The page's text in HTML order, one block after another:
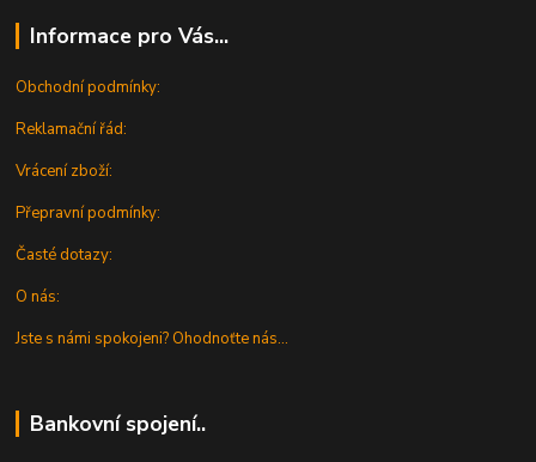
Informace pro Vás...
Obchodní podmínky:
Reklamační řád:
Vrácení zboží:
Přepravní podmínky:
Časté dotazy:
O nás:
Jste s námi spokojeni? Ohodnoťte nás...
Bankovní spojení..